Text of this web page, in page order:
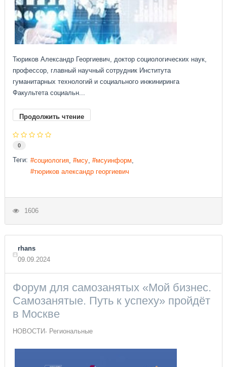
Тюриков Александр Георгиевич, доктор социологических наук,
профессор, главный научный сотрудник Института
гуманитарных технологий и социального инжиниринга
Факультета социальн...
Продолжить чтение
0
Теги: социология мсу
мсуинформ
тюриков александр георгиевич
1606
rhans
09.09.2024
Форум для самозанятых «Мой бизнес.
Самозанятые. Путь к успеху» пройдёт
в Москве
НОВОСТИ Региональные